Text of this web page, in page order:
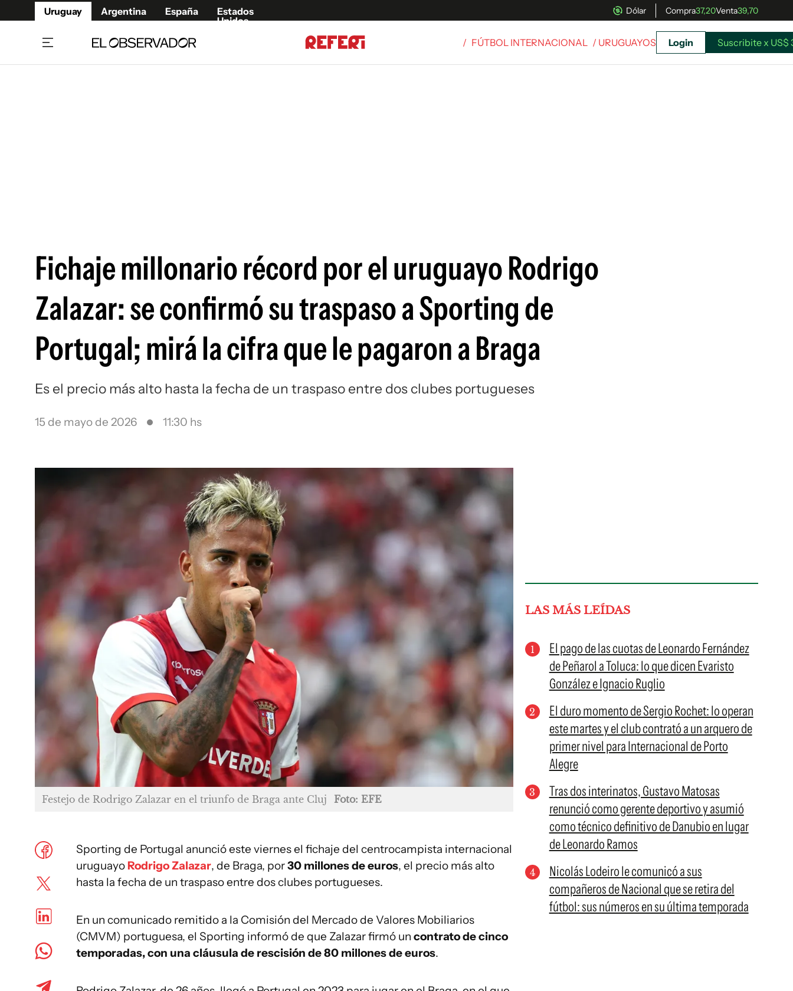
Uruguay Argentina España
Estados
Unidos
Dólar Compra37,20Venta39,70
Siguenos en:
/ FÚTBOL INTERNACIONAL / URUGUAYOS Login Suscribite x US$
Fichaje millonario récord por el uruguayo Rodrigo
Zalazar: se confirmó su traspaso a Sporting de
Portugal; mirá la cifra que le pagaron a Braga
Es el precio más alto hasta la fecha de un traspaso entre dos clubes portugueses
15 de mayo de 2026 11:30 hs
Festejo de Rodrigo Zalazar en el triunfo de Braga ante Cluj Foto: EFE
Sporting de Portugal anunció este viernes el fichaje del centrocampista internacional
uruguayoRodrigo Zalazar, de Braga, por30 millones de euros, el precio más alto
hasta la fecha de un traspaso entre dos clubes portugueses.
En un comunicado remitido a la Comisión del Mercado de Valores Mobiliarios
(CMVM) portuguesa, el Sporting informó de que Zalazar firmó un contrato de cinco
temporadas, con una cláusula de rescisión de 80 millones de euros.
LAS MÁS LEÍDAS
El pago de las cuotas de Leonardo Fernández
de Peñarol a Toluca: lo que dicen Evaristo
González e Ignacio Ruglio
El duro momento de Sergio Rochet: lo operan
este martes y el club contrató a un arquero de
primer nivel para Internacional de Porto
Alegre
Tras dos interinatos, Gustavo Matosas
renunció como gerente deportivo y asumió
como técnico definitivo de Danubio en lugar
de Leonardo Ramos
Nicolás Lodeiro le comunicó a sus
compañeros de Nacional que se retira del
fútbol: sus números en su última temporada